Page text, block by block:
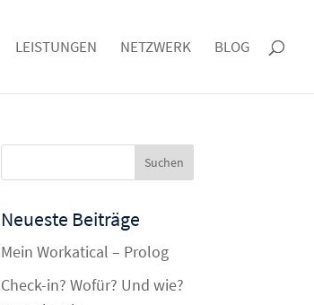
LEISTUNGEN NETZWERK BLOG
Neueste Beiträge
Mein Workatical – Prolog
Check-in? Wofür? Und wie?